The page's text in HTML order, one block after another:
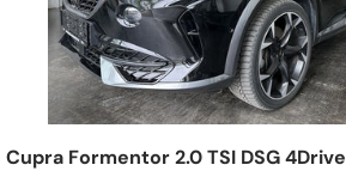
Cupra Formentor 2.0 TSI DSG 4Drive